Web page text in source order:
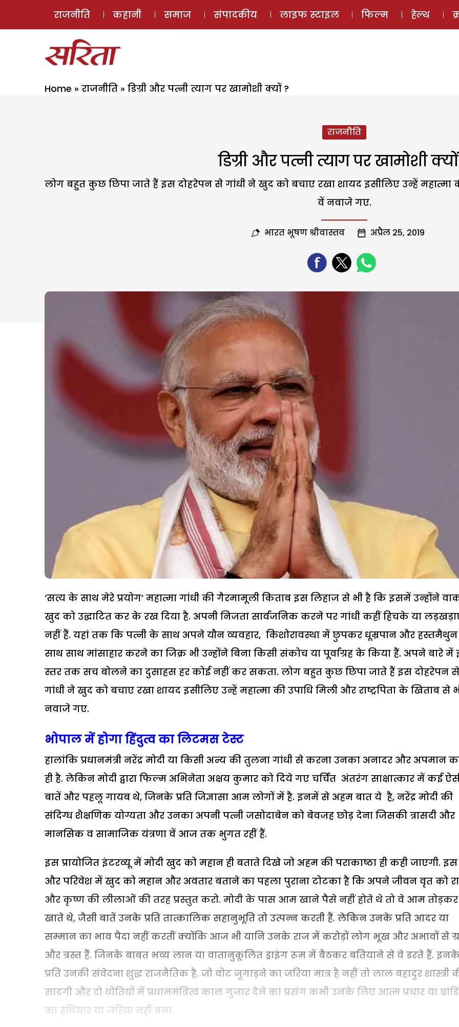
ई-मैगज़ीन
राजनीति कहानी समाज संपादकीय लाइफ स्टाइल फिल्म हेल्थ
Home » राजनीति » डिग्री और पत्नी त्याग पर खामोशी क्यों ?
राजनीति
डिग्री और पत्नी त्याग पर खामोशी
लोग बहुत कुछ छिपा जाते हैं इस दोहरेपन से गांधी ने खुद को बचाए रखा शायद इसीलिए उन्हें महात्मा
वें नवाजे गए.
भारत भूषण श्रीवास्तव अप्रैल 25, 2019
‘सत्य के साथ मेरे प्रयोग’ महात्मा गांधी की गैरमामूली किताब इस लिहाज से भी है कि इसमें उन्होंने
खुद को उद्घाटित कर के रख दिया है. अपनी निजता सार्वजनिक करने पर गांधी कहीं हिचके या
नहीं हैं. यहां तक कि पत्नी के साथ अपने यौन व्यवहार, किशोरावस्था में छुपकर धूम्रपान और
साथ साथ मांसाहार करने का जिक्र भी उन्होंने बिना किसी संकोच या पूर्वाग्रह के किया हैं. अपने बारे में
स्तर तक सच बोलने का दुसाहस हर कोई नहीं कर सकता. लोग बहुत कुछ छिपा जाते हैं इस दोहरेपन से
गांधी ने खुद को बचाए रखा शायद इसीलिए उन्हें महात्मा की उपाधि मिली और राष्ट्रपिता के खिताब से
नवाजे गए.
भोपाल में होगा हिंदुत्व का लिटमस टेस्ट
हालांकि प्रधानमंत्री नरेंद्र मोदी या किसी अन्य की तुलना गांधी से करना उनका अनादर और अपमान
ही है. लेकिन मोदी द्वारा फिल्म अभिनेता अक्षय कुमार को दिये गए चर्चित अंतरंग साक्षात्कार में कई
बातें और पहलू गायब थे, जिनके प्रति जिज्ञासा आम लोगों में है. इनमें से अहम बात ये है, नरेंद्र मोदी की
संदिग्ध शैक्षणिक योग्यता और उनका अपनी पत्नी जसोदाबेन को बेवजह छोड़ देना जिसकी त्रासदी और
मानसिक व सामाजिक यंत्रणा वें आज तक भुगत रहीं हैं.
इस प्रायोजित इंटरव्यू में मोदी खुद को महान ही बताते दिखे जो अहम की पराकाष्ठा ही कही जाएगी.
और परिवेश में खुद को महान और अवतार बताने का पहला पुराना टोटका है कि अपने जीवन वृत को
और कृष्ण की लीलाओं की तरह प्रस्तुत करो. मोदी के पास आम खाने पैसे नहीं होते थे तो वे आम तोड़कर
खाते थे, जैसी बातें उनके प्रति तात्कालिक सहानुभूति तो उत्पन्न करती हैं. लेकिन उनके प्रति आदर या
सम्मान का भाव पैदा नहीं करतीं क्योंकि आज भी यानि उनके राज में करोड़ों लोग भूख और अभावों से
और त्रस्त हैं. जिनके बाबत भव्य लान या वातानुकूलित ड्राइंग रूम में बैठकर बतियाने से वे डरते हैं.
प्रति उनकी संवेदना शुद्ध राजनैतिक है. जो वोट जुगाड़ने का जरिया मात्र है नहीं तो लाल बहादुर शास्त्री
सादगी और दो धोतियों में प्रधानमंत्रित्व काल गुजार देने का प्रसंग कभी उनके लिए आत्म प्रचार या
का हथियार या जरिया नहीं बना.